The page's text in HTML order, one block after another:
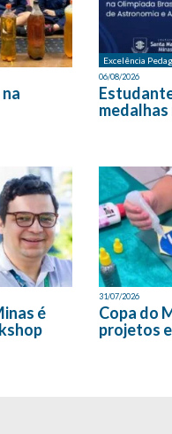
Excelência
06/08/2026
medalhas
é
31/07/2026
Copa do
projetos